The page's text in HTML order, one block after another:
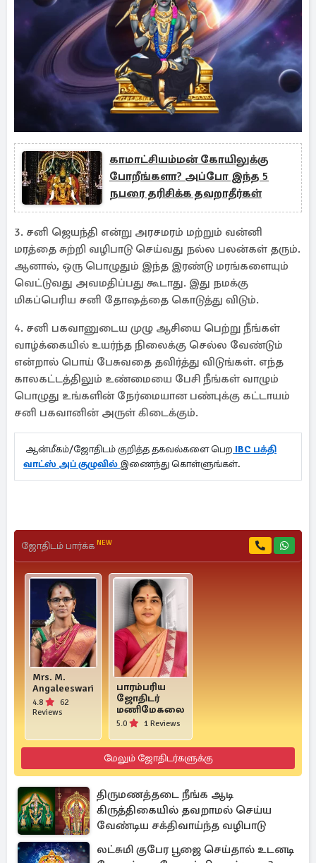
காமாட்சியம்மன் கோயிலுக்கு
போறீங்களா? அப்போ இந்த 5
நபரை தரிசிக்க தவறாதீர்கள்
3. சனி ஜெயந்தி என்று அரசமரம் மற்றும் வன்னி
மரத்தை சுற்றி வழிபாடு செய்வது நல்ல பலன்கள் தரும்.
ஆனால், ஒரு பொழுதும் இந்த இரண்டு மரங்களையும்
வெட்டுவது அவமதிப்பது கூடாது. இது நமக்கு
மிகப்பெரிய சனி தோஷத்தை கொடுத்து விடும்.
4. சனி பகவானுடைய முழு ஆசியை பெற்று நீங்கள்
வாழ்க்கையில் உயர்ந்த நிலைக்கு செல்ல வேண்டும்
என்றால் பொய் பேசுவதை தவிர்த்து விடுங்கள். எந்த
காலகட்டத்திலும் உண்மையை பேசி நீங்கள் வாழும்
பொழுது உங்களின் நேர்மையான பண்புக்கு கட்டாயம்
சனி பகவானின் அருள் கிடைக்கும்.
ஆன்மீகம்/ஜோதிடம் குறித்த தகவல்களை பெற IBC பக்தி
வாட்ஸ் அப் குழுவில் இணைந்து கொள்ளுங்கள்.
ஜோதிடம் பார்க்க NEW
Mrs. M.
Angaleeswari
4.8
62
Reviews
பாரம்பரிய
ஜோதிடர்
மணிமேகலை
5.0 1 Reviews
மேலும் ஜோதிடர்களுக்கு
திருமணத்தடை நீங்க ஆடி
கிருத்திகையில் தவறாமல் செய்ய
வேண்டிய சக்திவாய்ந்த வழிபாடு
லட்சுமி குபேர பூஜை செய்தால் உடனடி